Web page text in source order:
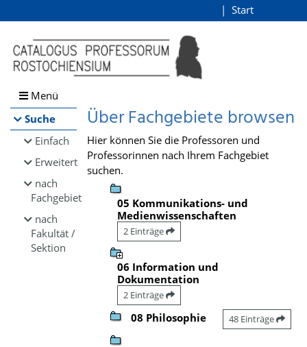
Browsen
direkt zum Inhalt
Start
Menü
Suche
Einfach
Erweitert
nach
Fachgebiet
nach
Fakultät /
Sektion
Über Fachgebiete browsen
Hier können Sie die Professoren und
Professorinnen nach Ihrem Fachgebiet
suchen.
05 Kommunikations- und
Medienwissenschaften
2 Einträge
06 Information und
Dokumentation
2 Einträge
08 Philosophie 48 Einträge